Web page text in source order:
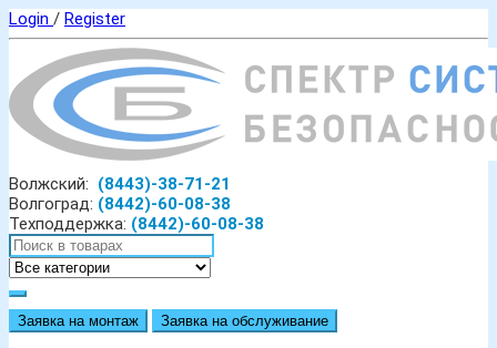
Login / Register
Волжский: (8443)-38-71-21
Волгоград: (8442)-60-08-38
Техподдержка: (8442)-60-08-38
Заявка на монтаж Заявка на обслуживание